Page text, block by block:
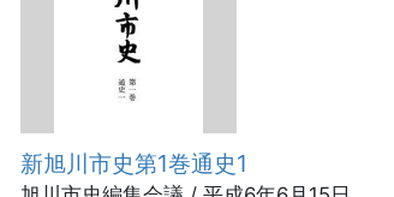
新旭川市史第1巻通史1